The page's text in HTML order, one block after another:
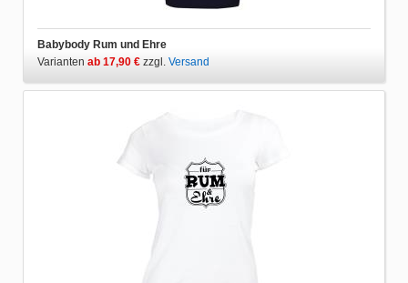
Babybody Rum und Ehre
Varianten ab 17,90 € zzgl. Versand